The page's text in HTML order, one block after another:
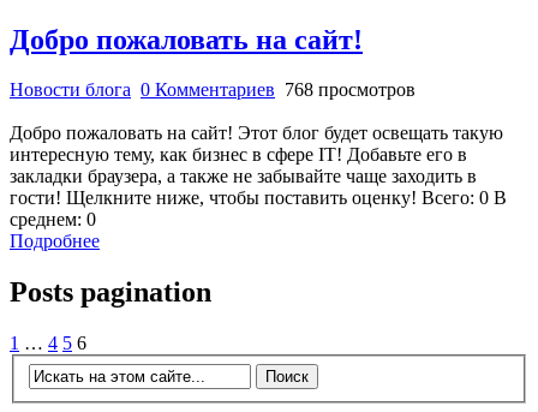
Добро пожаловать на сайт!
Новости блога 0 Комментариев 768 просмотров
Добро пожаловать на сайт! Этот блог будет освещать такую
интересную тему, как бизнес в сфере IT! Добавьте его в
закладки браузера, а также не забывайте чаще заходить в
гости! Щелкните ниже, чтобы поставить оценку! Всего: 0 В
среднем: 0
Подробнее
Posts pagination
1 … 4 5 6